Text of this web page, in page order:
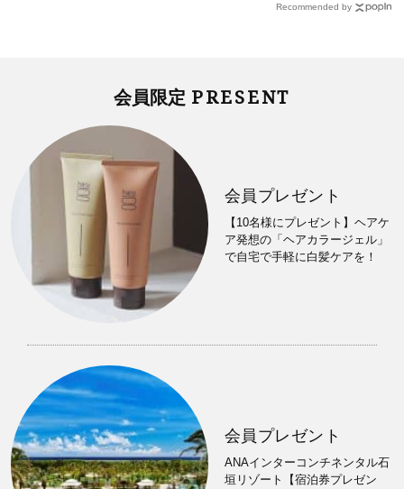
Recommended by
会員限定 PRESENT
会員プレゼント
【10名様にプレゼント】ヘアケ
ア発想の「ヘアカラージェル」
で自宅で手軽に白髪ケアを！
会員プレゼント
ANAインターコンチネンタル石
垣リゾート【宿泊券プレゼン